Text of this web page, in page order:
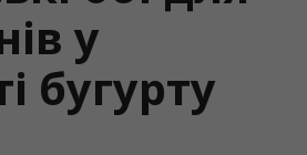
у
бугурту